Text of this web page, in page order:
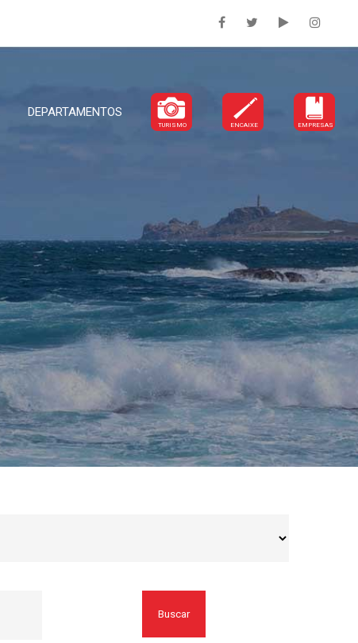
DEPARTAMENTOS
TURISMO ENCAIXE EMPRESAS
Buscar